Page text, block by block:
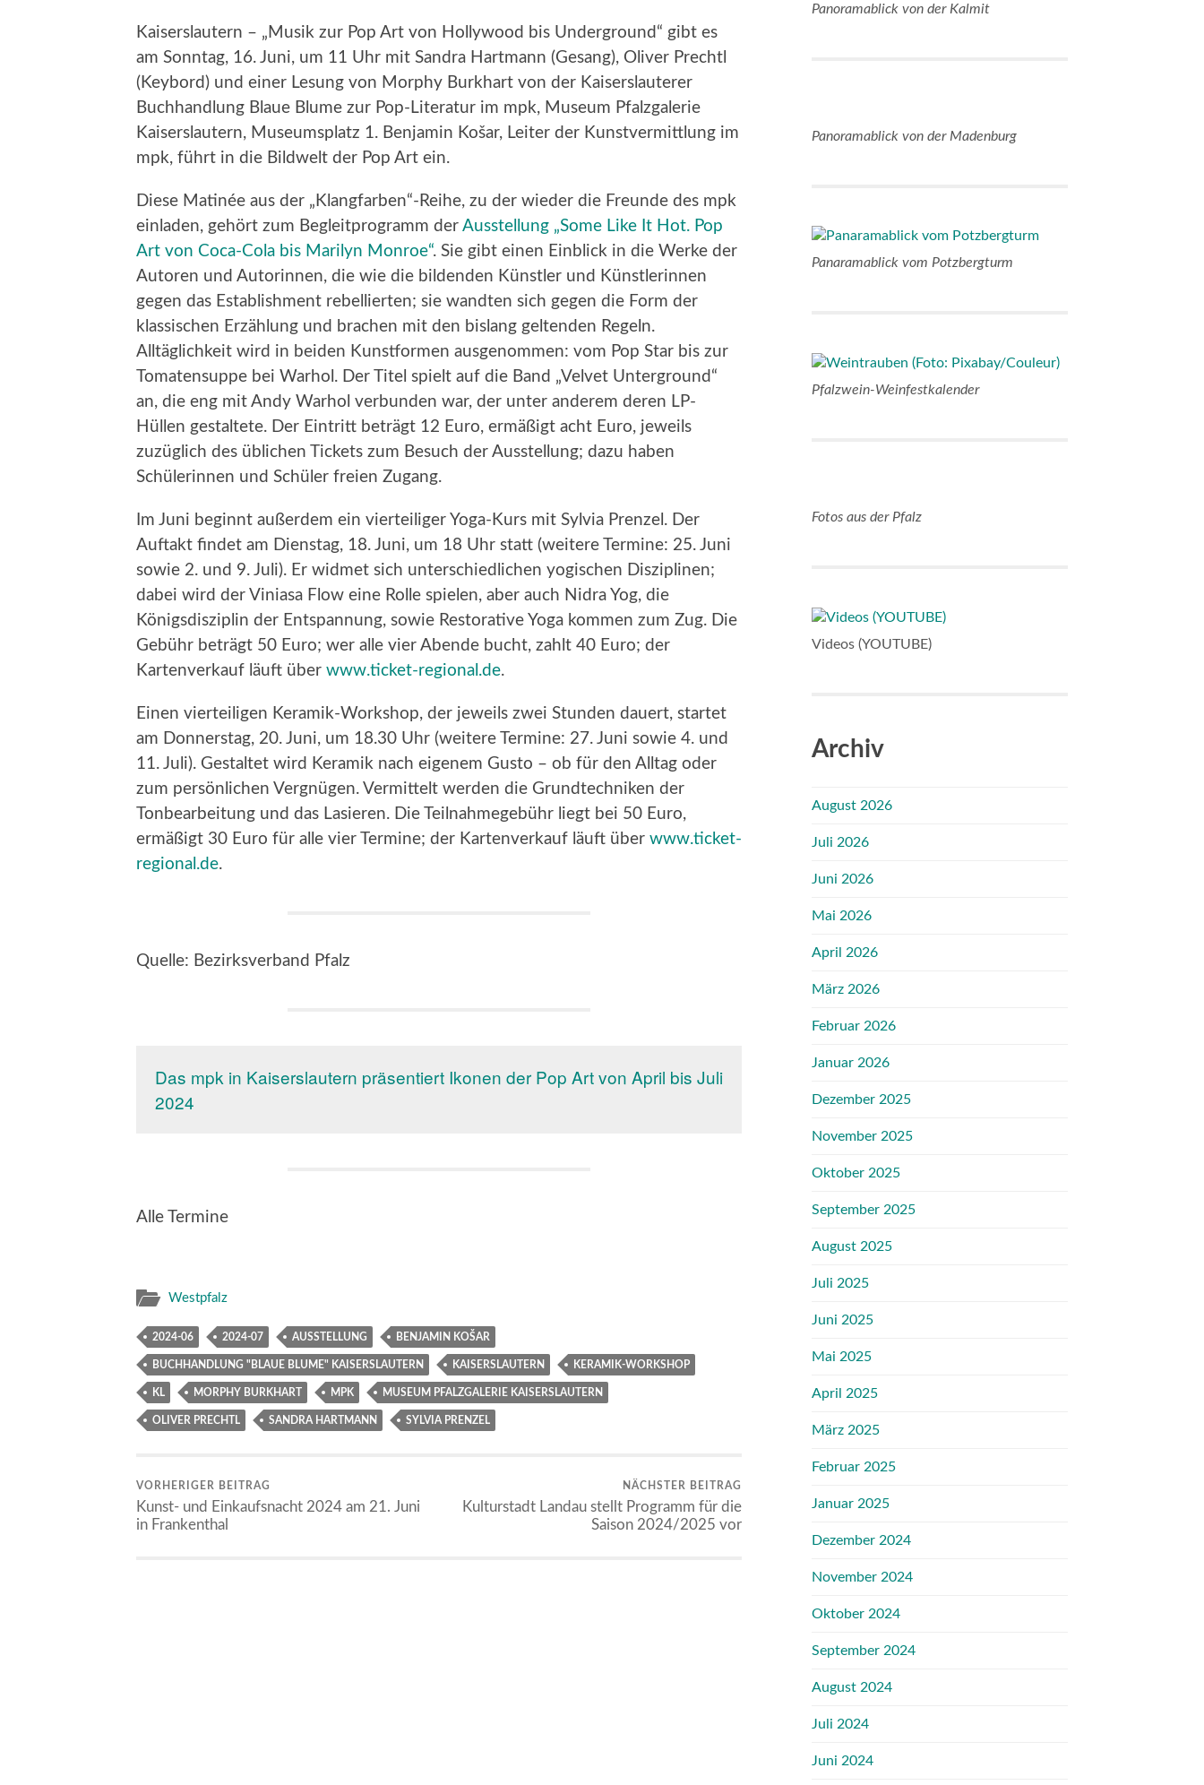
Kaiserslautern – „Musik zur Pop Art von Hollywood bis Underground“ gibt es
am Sonntag, 16. Juni, um 11 Uhr mit Sandra Hartmann (Gesang), Oliver Prechtl
(Keybord) und einer Lesung von Morphy Burkhart von der Kaiserslauterer
Buchhandlung Blaue Blume zur Pop-Literatur im mpk, Museum Pfalzgalerie
Kaiserslautern, Museumsplatz 1. Benjamin Košar, Leiter der Kunstvermittlung im
mpk, führt in die Bildwelt der Pop Art ein.
Diese Matinée aus der „Klangfarben“-Reihe, zu der wieder die Freunde des mpk
einladen, gehört zum Begleitprogramm der Ausstellung „Some Like It Hot. Pop
Art von Coca-Cola bis Marilyn Monroe“. Sie gibt einen Einblick in die Werke der
Autoren und Autorinnen, die wie die bildenden Künstler und Künstlerinnen
gegen das Establishment rebellierten; sie wandten sich gegen die Form der
klassischen Erzählung und brachen mit den bislang geltenden Regeln.
Alltäglichkeit wird in beiden Kunstformen ausgenommen: vom Pop Star bis zur
Tomatensuppe bei Warhol. Der Titel spielt auf die Band „Velvet Unterground“
an, die eng mit Andy Warhol verbunden war, der unter anderem deren LP-
Hüllen gestaltete. Der Eintritt beträgt 12 Euro, ermäßigt acht Euro, jeweils
zuzüglich des üblichen Tickets zum Besuch der Ausstellung; dazu haben
Schülerinnen und Schüler freien Zugang.
Im Juni beginnt außerdem ein vierteiliger Yoga-Kurs mit Sylvia Prenzel. Der
Auftakt findet am Dienstag, 18. Juni, um 18 Uhr statt (weitere Termine: 25. Juni
sowie 2. und 9. Juli). Er widmet sich unterschiedlichen yogischen Disziplinen;
dabei wird der Viniasa Flow eine Rolle spielen, aber auch Nidra Yog, die
Königsdisziplin der Entspannung, sowie Restorative Yoga kommen zum Zug. Die
Gebühr beträgt 50 Euro; wer alle vier Abende bucht, zahlt 40 Euro; der
Kartenverkauf läuft über www.ticket-regional.de.
Einen vierteiligen Keramik-Workshop, der jeweils zwei Stunden dauert, startet
am Donnerstag, 20. Juni, um 18.30 Uhr (weitere Termine: 27. Juni sowie 4. und
11. Juli). Gestaltet wird Keramik nach eigenem Gusto – ob für den Alltag oder
zum persönlichen Vergnügen. Vermittelt werden die Grundtechniken der
Tonbearbeitung und das Lasieren. Die Teilnahmegebühr liegt bei 50 Euro,
ermäßigt 30 Euro für alle vier Termine; der Kartenverkauf läuft über www.ticket-
regional.de.
Quelle: Bezirksverband Pfalz
Das mpk in Kaiserslautern präsentiert Ikonen der Pop Art von April bis Juli
2024
Alle Termine
Westpfalz
2024-06 2024-07 AUSSTELLUNG BENJAMIN KOŠAR
BUCHHANDLUNG "BLAUE BLUME" KAISERSLAUTERN KAISERSLAUTERN KERAMIK-WORKSHOP
KL MORPHY BURKHART MPK MUSEUM PFALZGALERIE KAISERSLAUTERN
OLIVER PRECHTL SANDRA HARTMANN SYLVIA PRENZEL
VORHERIGER BEITRAG
Kunst- und Einkaufsnacht 2024 am 21. Juni
in Frankenthal
NÄCHSTER BEITRAG
Kulturstadt Landau stellt Programm für die
Saison 2024/2025 vor
Panoramablick von der Kalmit
Panoramablick von der Madenburg
Panaramablick vom Potzbergturm
Pfalzwein-Weinfestkalender
Fotos aus der Pfalz
Videos (YOUTUBE)
Archiv
August 2026
Juli 2026
Juni 2026
Mai 2026
April 2026
März 2026
Februar 2026
Januar 2026
Dezember 2025
November 2025
Oktober 2025
September 2025
August 2025
Juli 2025
Juni 2025
Mai 2025
April 2025
März 2025
Februar 2025
Januar 2025
Dezember 2024
November 2024
Oktober 2024
September 2024
August 2024
Juli 2024
Juni 2024